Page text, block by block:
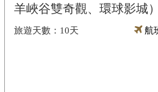
羊峽谷雙奇觀、環球影城）
10天 航